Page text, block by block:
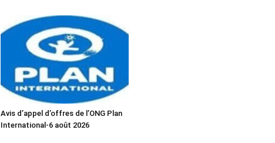
Avis d’appel d’offres de l’ONG Plan
International-6 août 2026